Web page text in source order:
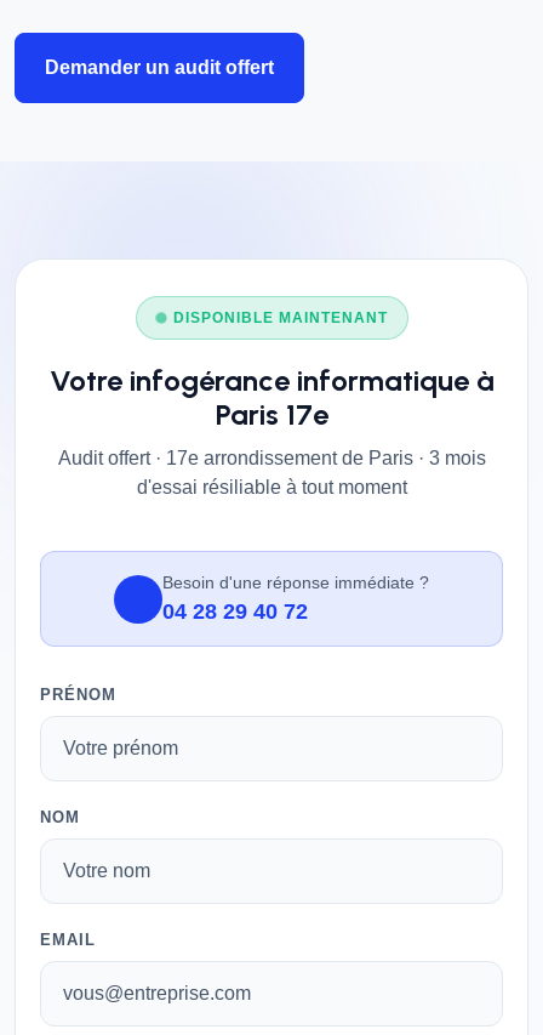
Demander un audit offert
DISPONIBLE MAINTENANT
Votre infogérance informatique à
Paris 17e
Audit offert · 17e arrondissement de Paris · 3 mois
d'essai résiliable à tout moment
Besoin d'une réponse immédiate ?
04 28 29 40 72
PRÉNOM
NOM
EMAIL